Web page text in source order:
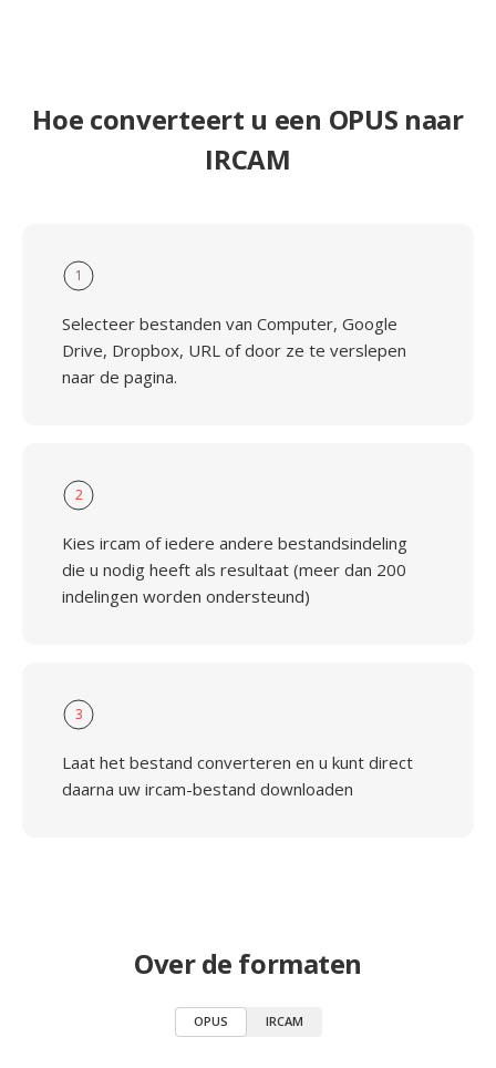
Hoe converteert u een OPUS naar
IRCAM
1
Selecteer bestanden van Computer, Google
Drive, Dropbox, URL of door ze te verslepen
naar de pagina.
2
Kies ircam of iedere andere bestandsindeling
die u nodig heeft als resultaat (meer dan 200
indelingen worden ondersteund)
3
Laat het bestand converteren en u kunt direct
daarna uw ircam-bestand downloaden
Over de formaten
OPUS IRCAM